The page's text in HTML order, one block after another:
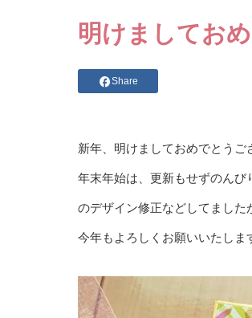
明けましてお
Share
新年、明けましておめでとう
年末年始は、更新もせずのんび
のデザイン修正などしてました
今年もよろしくお願いいたしま